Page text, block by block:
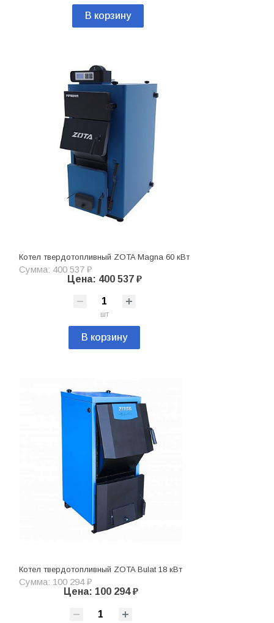
В корзину
Котел твердотопливный ZOTA Magna 60 кВт
Сумма: 400 537 ₽
Цена: 400 537 ₽
шт
В корзину
Котел твердотопливный ZOTA Bulat 18 кВт
Сумма: 100 294 ₽
Цена: 100 294 ₽